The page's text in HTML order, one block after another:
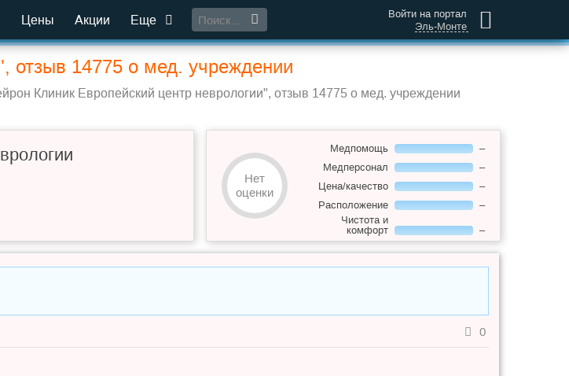
Цены Акции Еще
Войти на портал
Эль-Монте
отзыв 14775 о мед. учреждении
Клиник Европейский центр неврологии", отзыв 14775 о мед. учреждении
Нет
оценки
Медпомощь
–
Медперсонал
–
Цена/качество
–
Расположение
–
Чистота и
комфорт
–
0